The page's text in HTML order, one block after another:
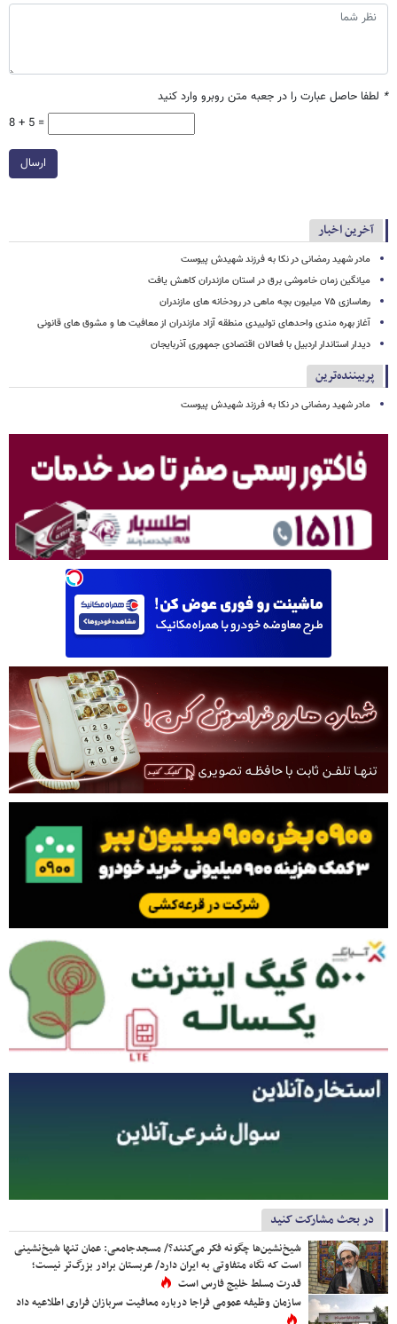
* لطفا حاصل عبارت را در جعبه متن روبرو وارد کنید
8 + 5 =
ارسال
آخرین اخبار
مادر شهید رمضانی در نکا به فرزند شهیدش پیوست
میانگین زمان خاموشی برق در استان مازندران کاهش یافت
رهاسازی ۷۵ میلیون بچه ماهی در رودخانه های مازندران
آغاز بهره مندی واحدهای تولییدی منطقه آزاد مازندران از معافیت ها و مشوق های قانونی
دیدار استاندار اردبیل با فعالان اقتصادی جمهوری آذربایجان
پربیننده‌ترین
مادر شهید رمضانی در نکا به فرزند شهیدش پیوست
در بحث مشارکت کنید
شیخ‌نشین‌ها چگونه فکر می‌کنند؟/ مسجدجامعی: عمان تنها شیخ‌نشینی
است که نگاه متفاوتی به ایران دارد/ عربستان برادر بزرگ‌تر نیست؛
قدرت مسلط خلیج فارس است
سازمان وظیفه عمومی فراجا درباره معافیت سربازان فراری اطلاعیه داد